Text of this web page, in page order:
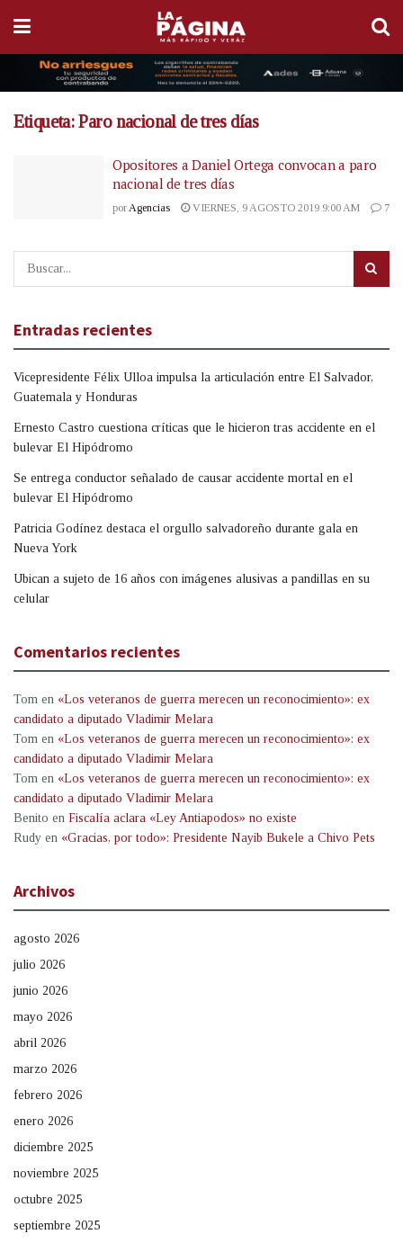
Etiqueta:Paro nacional de tres días
Opositores a Daniel Ortega convocan a paro
nacional de tres días
por Agencias VIERNES, 9 AGOSTO 2019 9:00 AM 7
Entradas recientes
Vicepresidente Félix Ulloa impulsa la articulación entre El Salvador,
Guatemala y Honduras
Ernesto Castro cuestiona críticas que le hicieron tras accidente en el
bulevar El Hipódromo
Se entrega conductor señalado de causar accidente mortal en el
bulevar El Hipódromo
Patricia Godínez destaca el orgullo salvadoreño durante gala en
Nueva York
Ubican a sujeto de 16 años con imágenes alusivas a pandillas en su
celular
Comentarios recientes
Tom en «Los veteranos de guerra merecen un reconocimiento»: ex
candidato a diputado Vladimir Melara
Tom en «Los veteranos de guerra merecen un reconocimiento»: ex
candidato a diputado Vladimir Melara
Tom en «Los veteranos de guerra merecen un reconocimiento»: ex
candidato a diputado Vladimir Melara
Benito en Fiscalía aclara «Ley Antiapodos» no existe
Rudy en «Gracias, por todo»: Presidente Nayib Bukele a Chivo Pets
Archivos
agosto 2026
julio 2026
junio 2026
mayo 2026
abril 2026
marzo 2026
febrero 2026
enero 2026
diciembre 2025
noviembre 2025
octubre 2025
septiembre 2025